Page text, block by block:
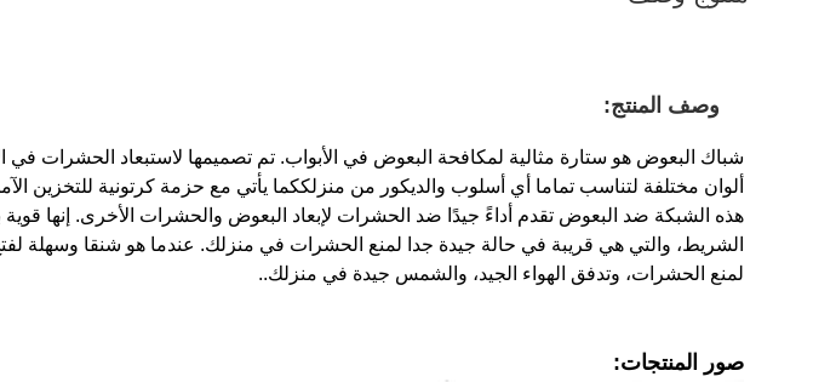
وصف المنتج:
شباك البعوض هو ستارة مثالية لمكافحة البعوض في الأبواب. تم تصميمها لاستبعاد الحشرات في
ألوان مختلفة لتناسب تماما أي أسلوب والديكور من منزلككما يأتي مع حزمة كرتونية للتخزين
هذه الشبكة ضد البعوض تقدم أداءً جيدًا ضد الحشرات لإبعاد البعوض والحشرات الأخرى. إنها
الشريط، والتي هي قريبة في حالة جيدة جدا لمنع الحشرات في منزلك. عندما هو شنقا وسهلة
لمنع الحشرات، وتدفق الهواء الجيد، والشمس جيدة في منزلك..
صور المنتجات: